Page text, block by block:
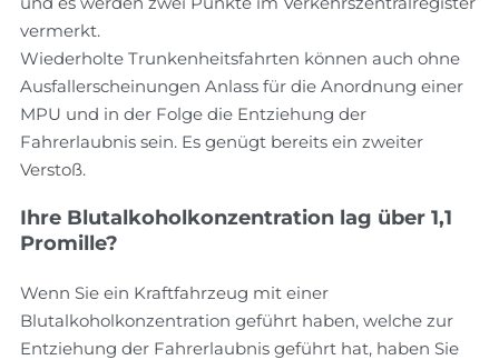
vermerkt.
Wiederholte Trunkenheitsfahrten können auch ohne
Ausfallerscheinungen Anlass für die Anordnung einer
MPU und in der Folge die Entziehung der
Fahrerlaubnis sein. Es genügt bereits ein zweiter
Verstoß.
Ihre Blutalkoholkonzentration lag über 1,1
Promille?
Wenn Sie ein Kraftfahrzeug mit einer
Blutalkoholkonzentration geführt haben, welche zur
Entziehung der Fahrerlaubnis geführt hat, haben Sie